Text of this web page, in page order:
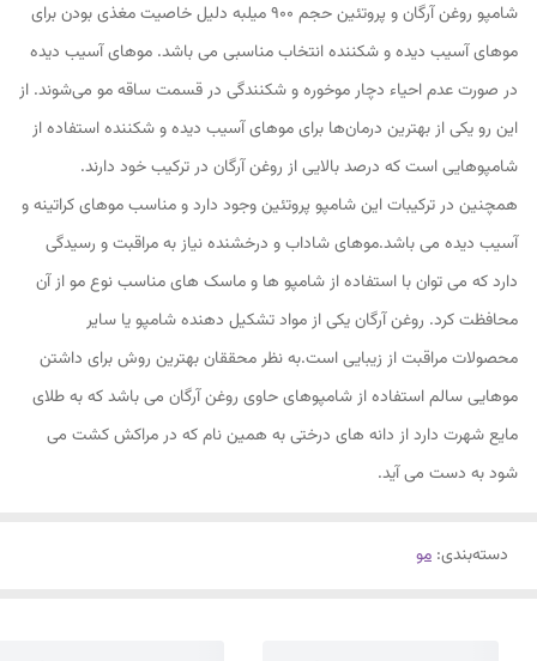
شامپو روغن آرگان و پروتئین حجم ۹۰۰ میلبه دلیل خاصیت مغذی بودن برای
موهای آسیب دیده و شکننده انتخاب مناسبی می باشد. موهای آسیب ‌دیده
در صورت عدم احیاء دچار موخوره و شکنندگی در قسمت ساقه مو می‌شوند. از
این رو یکی از بهترین درمان‌ها برای موهای آسیب دیده و شکننده استفاده از
شامپوهایی است که درصد بالایی از روغن آرگان در ترکیب خود دارند.
همچنین در ترکیبات این شامپو پروتئین وجود دارد و مناسب موهای کراتینه و
آسیب دیده می باشد.موهای شاداب و درخشنده نیاز به مراقبت و رسیدگی
دارد که می توان با استفاده از شامپو ها و ماسک های مناسب نوع مو از آن
محافظت کرد. روغن آرگان یکی از مواد تشکیل دهنده شامپو یا سایر
محصولات مراقبت از زیبایی است.به نظر محققان بهترین روش برای داشتن
موهایی سالم استفاده از شامپوهای حاوی روغن آرگان می باشد که به طلای
مایع شهرت دارد از دانه های درختی به همین نام که در مراکش کشت می
شود به دست می آید.
دسته‌بندی: مو